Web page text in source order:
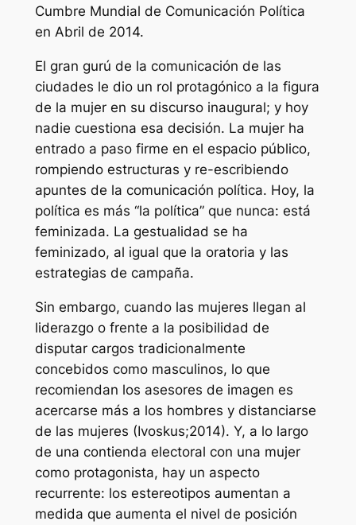
Cumbre Mundial de Comunicación Política
en Abril de 2014.
El gran gurú de la comunicación de las
ciudades le dio un rol protagónico a la figura
de la mujer en su discurso inaugural; y hoy
nadie cuestiona esa decisión. La mujer ha
entrado a paso firme en el espacio público,
rompiendo estructuras y re-escribiendo
apuntes de la comunicación política. Hoy, la
política es más “la política” que nunca: está
feminizada. La gestualidad se ha
feminizado, al igual que la oratoria y las
estrategias de campaña.
Sin embargo, cuando las mujeres llegan al
liderazgo o frente a la posibilidad de
disputar cargos tradicionalmente
concebidos como masculinos, lo que
recomiendan los asesores de imagen es
acercarse más a los hombres y distanciarse
de las mujeres (Ivoskus;2014). Y, a lo largo
de una contienda electoral con una mujer
como protagonista, hay un aspecto
recurrente: los estereotipos aumentan a
medida que aumenta el nivel de posición